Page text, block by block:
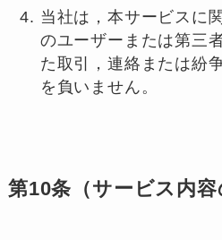
当社は，本サービスに
のユーザーまたは第三
た取引，連絡または紛
を負いません。
第10条（サービス内容